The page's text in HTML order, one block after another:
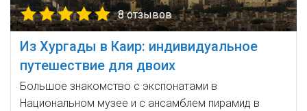
8 отзывов
Из Хургады в Каир: индивидуальное
путешествие для двоих
Большое знакомство с экспонатами в
Национальном музее и с ансамблем пирамид в